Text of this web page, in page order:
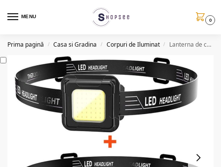
MENU
0
Prima pagină / Casa si Gradina / Corpuri de Iluminat / Lanterna de cap C182, LED COB, 800lm, raza 50m, IPX4, 1+1 gratis